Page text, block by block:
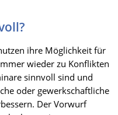
ihre Möglichkeit für
wieder zu Konflikten
sinnvoll sind und
oder gewerkschaftliche
Der Vorwurf